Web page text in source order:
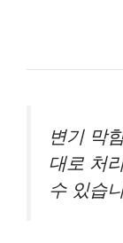
변기 막
대로 처
수 있습